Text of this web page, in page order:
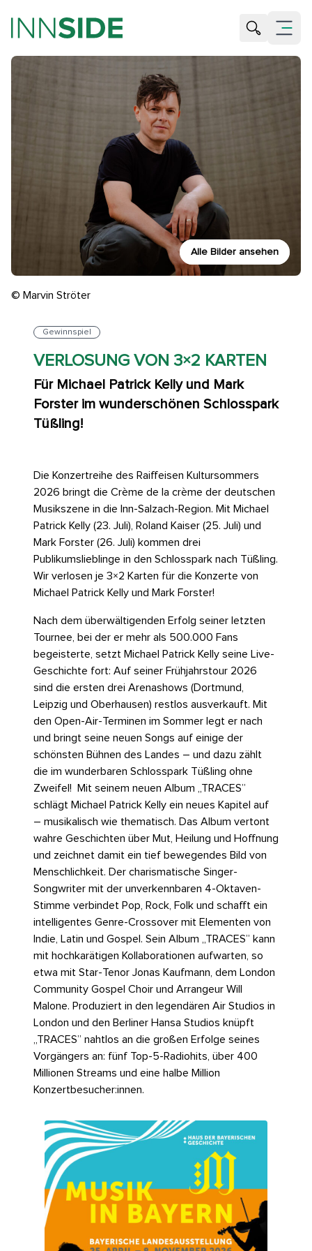
Suche
Menü
Alle Bilder ansehen
© Marvin Ströter
Gewinnspiel
VERLOSUNG VON 3×2 KARTEN
Für Michael Patrick Kelly und Mark
Forster im wunderschönen Schlosspark
Tüßling!
Die Konzertreihe des Raiffeisen Kultursommers
2026 bringt die Crème de la crème der deutschen
Musikszene in die Inn-Salzach-Region. Mit Michael
Patrick Kelly (23. Juli), Roland Kaiser (25. Juli) und
Mark Forster (26. Juli) kommen drei
Publikumslieblinge in den Schlosspark nach Tüßling.
Wir verlosen je 3×2 Karten für die Konzerte von
Michael Patrick Kelly und Mark Forster!
Nach dem überwältigenden Erfolg seiner letzten
Tournee, bei der er mehr als 500.000 Fans
begeisterte, setzt Michael Patrick Kelly seine Live-
Geschichte fort: Auf seiner Frühjahrstour 2026
sind die ersten drei Arenashows (Dortmund,
Leipzig und Oberhausen) restlos ausverkauft. Mit
den Open-Air-Terminen im Sommer legt er nach
und bringt seine neuen Songs auf einige der
schönsten Bühnen des Landes – und dazu zählt
die im wunderbaren Schlosspark Tüßling ohne
Zweifel!
Mit seinem neuen Album „TRACES”
schlägt Michael Patrick Kelly ein neues Kapitel auf
– musikalisch wie thematisch. Das Album vertont
wahre Geschichten über Mut, Heilung und Hoffnung
und zeichnet damit ein tief bewegendes Bild von
Menschlichkeit. Der charismatische Singer-
Songwriter mit der unverkennbaren 4-Oktaven-
Stimme verbindet Pop, Rock, Folk und schafft ein
intelligentes Genre-Crossover mit Elementen von
Indie, Latin und Gospel. Sein Album „TRACES” kann
mit hochkarätigen Kollaborationen aufwarten, so
etwa mit Star-Tenor Jonas Kaufmann, dem London
Community Gospel Choir und Arrangeur Will
Malone. Produziert in den legendären Air Studios in
London und den Berliner Hansa Studios knüpft
„TRACES” nahtlos an die großen Erfolge seines
Vorgängers an: fünf Top-5-Radiohits, über 400
Millionen Streams und eine halbe Million
Konzertbesucher:innen.